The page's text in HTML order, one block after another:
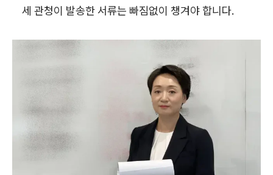
세 관청이 발송한 서류는 빠짐없이 챙겨야 합니다.